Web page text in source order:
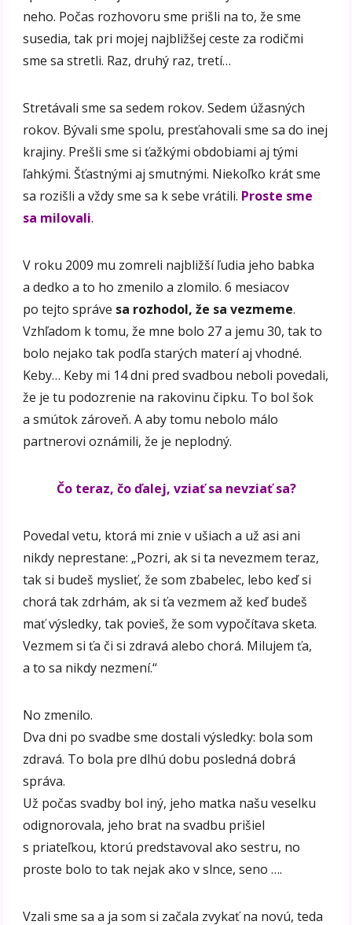
neho. Počas rozhovoru sme prišli na to, že sme
susedia, tak pri mojej najbližšej ceste za rodičmi
sme sa stretli. Raz, druhý raz, tretí…
Stretávali sme sa sedem rokov. Sedem úžasných
rokov. Bývali sme spolu, presťahovali sme sa do inej
krajiny. Prešli sme si ťažkými obdobiami aj tými
ľahkými. Šťastnými aj smutnými. Niekoľko krát sme
sa rozišli a vždy sme sa k sebe vrátili. Proste sme
sa milovali.
V roku 2009 mu zomreli najbližší ľudia jeho babka
a dedko a to ho zmenilo a zlomilo. 6 mesiacov
po tejto správe sa rozhodol, že sa vezmeme.
Vzhľadom k tomu, že mne bolo 27 a jemu 30, tak to
bolo nejako tak podľa starých materí aj vhodné.
Keby… Keby mi 14 dni pred svadbou neboli povedali,
že je tu podozrenie na rakovinu čipku. To bol šok
a smútok zároveň. A aby tomu nebolo málo
partnerovi oznámili, že je neplodný.
Čo teraz, čo ďalej, vziať sa nevziať sa?
Povedal vetu, ktorá mi znie v ušiach a už asi ani
nikdy neprestane: „Pozri, ak si ta nevezmem teraz,
tak si budeš myslieť, že som zbabelec, lebo keď si
chorá tak zdrhám, ak si ťa vezmem až keď budeš
mať výsledky, tak povieš, že som vypočítava sketa.
Vezmem si ťa či si zdravá alebo chorá. Milujem ťa,
a to sa nikdy nezmení.“
No zmenilo.
Dva dni po svadbe sme dostali výsledky: bola som
zdravá. To bola pre dlhú dobu posledná dobrá
správa.
Už počas svadby bol iný, jeho matka našu veselku
odignorovala, jeho brat na svadbu prišiel
s priateľkou, ktorú predstavoval ako sestru, no
proste bolo to tak nejak ako v slnce, seno ….
Vzali sme sa a ja som si začala zvykať na novú, teda